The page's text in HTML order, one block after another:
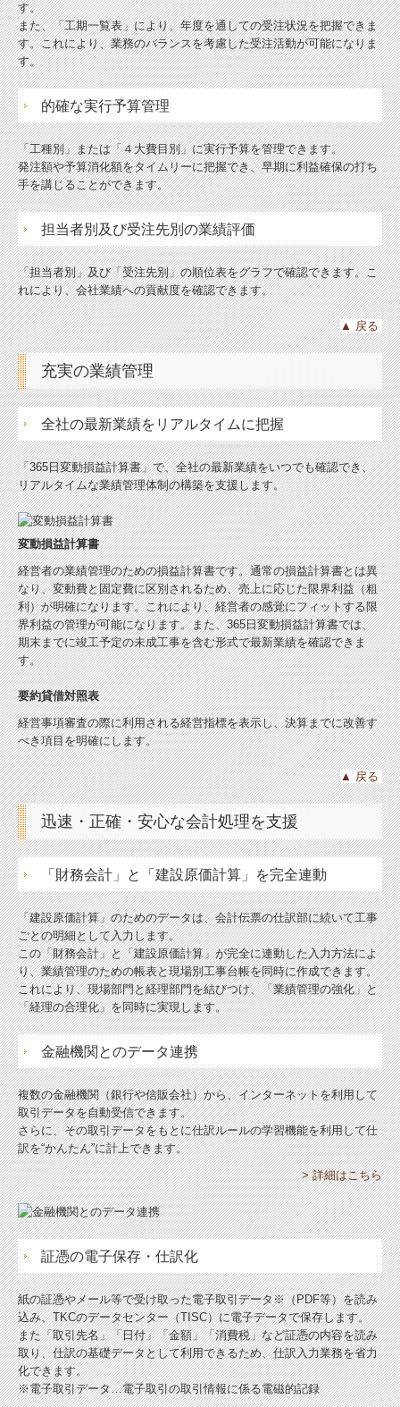
す。
また、「工期一覧表」により、年度を通しての受注状況を把握できま
す。これにより、業務のバランスを考慮した受注活動が可能になりま
す。
的確な実行予算管理
「工種別」または「４大費目別」に実行予算を管理できます。
発注額や予算消化額をタイムリーに把握でき、早期に利益確保の打ち
手を講じることができます。
担当者別及び受注先別の業績評価
「担当者別」及び「受注先別」の順位表をグラフで確認できます。こ
れにより、会社業績への貢献度を確認できます。
▲ 戻る
充実の業績管理
全社の最新業績をリアルタイムに把握
「365日変動損益計算書」で、全社の最新業績をいつでも確認でき、
リアルタイムな業績管理体制の構築を支援します。
変動損益計算書
経営者の業績管理のための損益計算書です。通常の損益計算書とは異
なり、変動費と固定費に区別されるため、売上に応じた限界利益（粗
利）が明確になります。これにより、経営者の感覚にフィットする限
界利益の管理が可能になります。また、365日変動損益計算書では、
期末までに竣工予定の未成工事を含む形式で最新業績を確認できま
す。
要約貸借対照表
経営事項審査の際に利用される経営指標を表示し、決算までに改善す
べき項目を明確にします。
▲ 戻る
迅速・正確・安心な会計処理を支援
「財務会計」と「建設原価計算」を完全連動
「建設原価計算」のためのデータは、会計伝票の仕訳部に続いて工事
ごとの明細として入力します。
この「財務会計」と「建設原価計算」が完全に連動した入力方法によ
り、業績管理のための帳表と現場別工事台帳を同時に作成できます。
これにより、現場部門と経理部門を結びつけ、「業績管理の強化」と
「経理の合理化」を同時に実現します。
金融機関とのデータ連携
複数の金融機関（銀行や信販会社）から、インターネットを利用して
取引データを自動受信できます。
さらに、その取引データをもとに仕訳ルールの学習機能を利用して仕
訳を“かんたん”に計上できます。
> 詳細はこちら
証憑の電子保存・仕訳化
紙の証憑やメール等で受け取った電子取引データ※（PDF等）を読み
込み、TKCのデータセンター（TISC）に電子データで保存します。
また「取引先名」「日付」「金額」「消費税」など証憑の内容を読み
取り、仕訳の基礎データとして利用できるため、仕訳入力業務を省力
化できます。
※電子取引データ…電子取引の取引情報に係る電磁的記録